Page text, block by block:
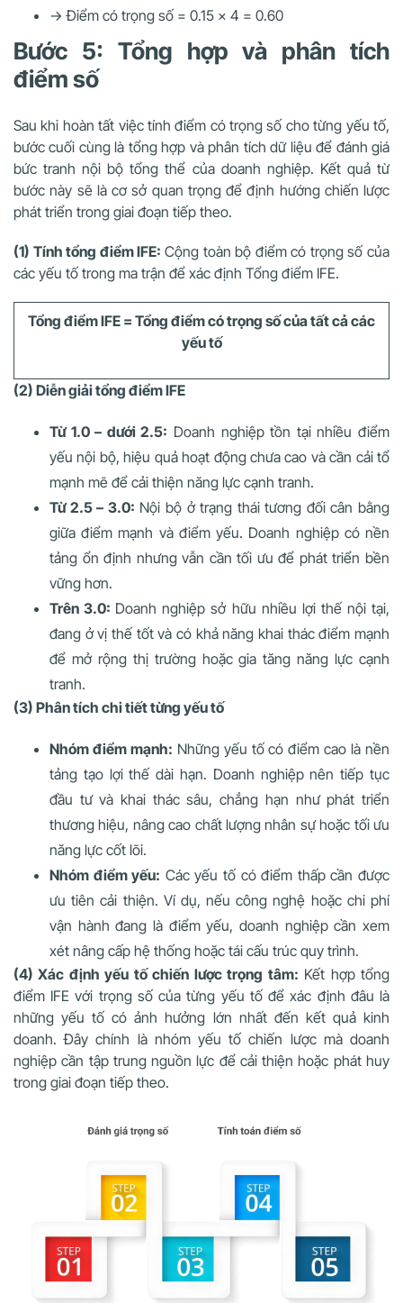
→ Điểm có trọng số = 0.15 × 4 = 0.60
Bước 5: Tổng hợp và phân tích
điểm số
Sau khi hoàn tất việc tính điểm có trọng số cho từng yếu tố,
bước cuối cùng là tổng hợp và phân tích dữ liệu để đánh giá
bức tranh nội bộ tổng thể của doanh nghiệp. Kết quả từ
bước này sẽ là cơ sở quan trọng để định hướng chiến lược
phát triển trong giai đoạn tiếp theo.
(1) Tính tổng điểm IFE: Cộng toàn bộ điểm có trọng số của
các yếu tố trong ma trận để xác định Tổng điểm IFE.
Tổng điểm IFE = Tổng điểm có trọng số của tất cả các
yếu tố
(2) Diễn giải tổng điểm IFE
Từ 1.0 – dưới 2.5: Doanh nghiệp tồn tại nhiều điểm
yếu nội bộ, hiệu quả hoạt động chưa cao và cần cải tổ
mạnh mẽ để cải thiện năng lực cạnh tranh.
Từ 2.5 – 3.0: Nội bộ ở trạng thái tương đối cân bằng
giữa điểm mạnh và điểm yếu. Doanh nghiệp có nền
tảng ổn định nhưng vẫn cần tối ưu để phát triển bền
vững hơn.
Trên 3.0: Doanh nghiệp sở hữu nhiều lợi thế nội tại,
đang ở vị thế tốt và có khả năng khai thác điểm mạnh
để mở rộng thị trường hoặc gia tăng năng lực cạnh
tranh.
(3) Phân tích chi tiết từng yếu tố
Nhóm điểm mạnh: Những yếu tố có điểm cao là nền
tảng tạo lợi thế dài hạn. Doanh nghiệp nên tiếp tục
đầu tư và khai thác sâu, chẳng hạn như phát triển
thương hiệu, nâng cao chất lượng nhân sự hoặc tối ưu
năng lực cốt lõi.
Nhóm điểm yếu: Các yếu tố có điểm thấp cần được
ưu tiên cải thiện. Ví dụ, nếu công nghệ hoặc chi phí
vận hành đang là điểm yếu, doanh nghiệp cần xem
xét nâng cấp hệ thống hoặc tái cấu trúc quy trình.
(4) Xác định yếu tố chiến lược trọng tâm: Kết hợp tổng
điểm IFE với trọng số của từng yếu tố để xác định đâu là
những yếu tố có ảnh hưởng lớn nhất đến kết quả kinh
doanh. Đây chính là nhóm yếu tố chiến lược mà doanh
nghiệp cần tập trung nguồn lực để cải thiện hoặc phát huy
trong giai đoạn tiếp theo.